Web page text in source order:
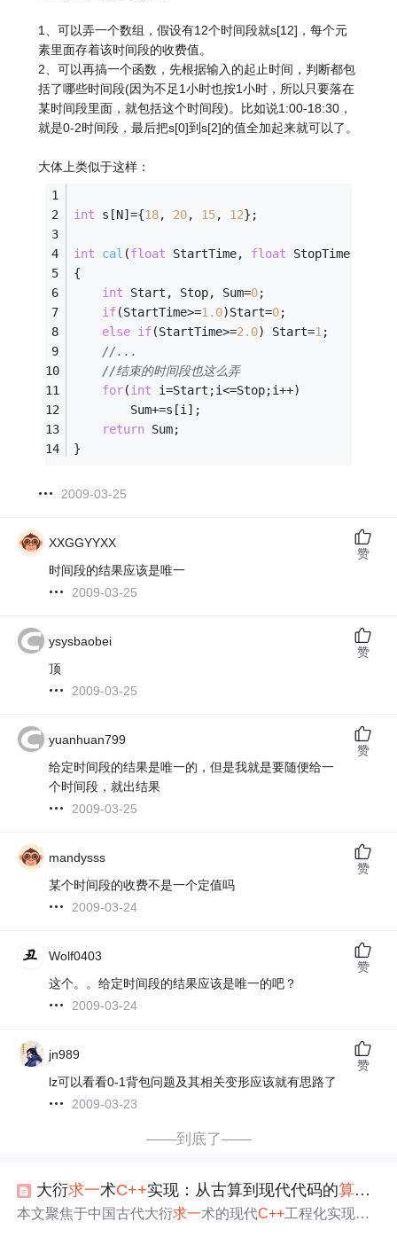
1、可以弄一个数组，假设有12个时间段就s[12]，每个元
素里面存着该时间段的收费值。
2、可以再搞一个函数，先根据输入的起止时间，判断都包
括了哪些时间段(因为不足1小时也按1小时，所以只要落在
某时间段里面，就包括这个时间段)。比如说1:00-18:30，
就是0-2时间段，最后把s[0]到s[2]的值全加起来就可以了。
大体上类似于这样：
int s[N]={18, 20, 15, 12};
int cal (float StartTime, float StopTime)
{
int Start, Stop, Sum=0;
if(StartTime>=1.0)Start=0;
else if(StartTime>=2.0) Start=1;
//...
//结束的时间段也这么弄
for(int i=Start;i<=Stop;i++)
        Sum+=s[i];
return Sum;
}
2009-03-25
XXGGYYXX
时间段的结果应该是唯一
2009-03-25
赞
ysysbaobei
顶
2009-03-25
赞
yuanhuan799
给定时间段的结果是唯一的，但是我就是要随便给一
个时间段，就出结果
2009-03-25
赞
mandysss
某个时间段的收费不是一个定值吗
2009-03-24
赞
Wolf0403
这个。。给定时间段的结果应该是唯一的吧？
2009-03-24
赞
jn989
lz可以看看0-1背包问题及其相关变形应该就有思路了
2009-03-23
赞
——到底了——
大衍求一术C++实现：从古算到现代代码的算法
本文聚焦于中国古代大衍求一术的现代C++工程化实现，